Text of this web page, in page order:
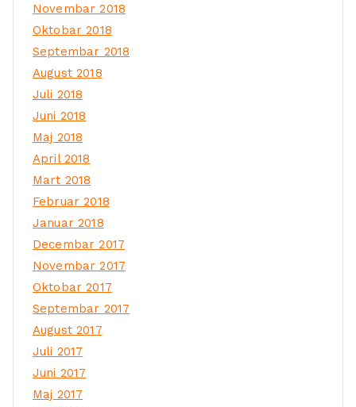
Novembar 2018
Oktobar 2018
Septembar 2018
August 2018
Juli 2018
Juni 2018
Maj 2018
April 2018
Mart 2018
Februar 2018
Januar 2018
Decembar 2017
Novembar 2017
Oktobar 2017
Septembar 2017
August 2017
Juli 2017
Juni 2017
Maj 2017